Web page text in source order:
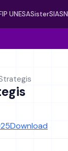
UNESASisterSIASN
Download